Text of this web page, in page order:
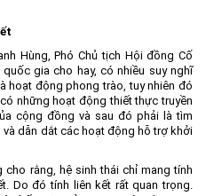
Hùng, Phó Chủ tịch Hội đồng Cố
gia cho hay, có nhiều suy nghĩ
hoạt động phong trào, tuy nhiên đó
những hoạt động thiết thực truyền
cộng đồng và sau đó phải là tìm
dẫn dắt các hoạt động hỗ trợ khởi
rằng, hệ sinh thái chỉ mang tính
Do đó tính liên kết rất quan trọng.